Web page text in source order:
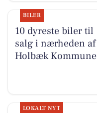
BILER
10 dyreste biler til
salg i nærheden af
Holbæk Kommune
LOKALT NYT